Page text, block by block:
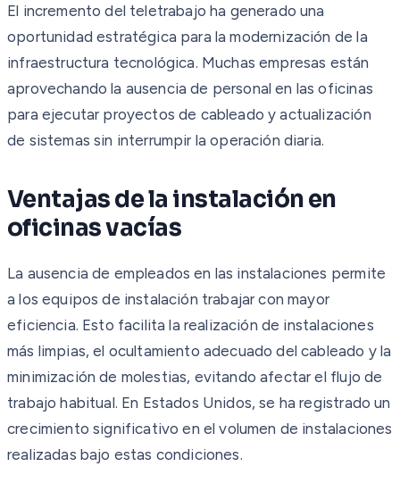
El incremento del teletrabajo ha generado una
oportunidad estratégica para la modernización de la
infraestructura tecnológica. Muchas empresas están
aprovechando la ausencia de personal en las oficinas
para ejecutar proyectos de cableado y actualización
de sistemas sin interrumpir la operación diaria.
Ventajas de la instalación en
oficinas vacías
La ausencia de empleados en las instalaciones permite
a los equipos de instalación trabajar con mayor
eficiencia. Esto facilita la realización de instalaciones
más limpias, el ocultamiento adecuado del cableado y la
minimización de molestias, evitando afectar el flujo de
trabajo habitual. En Estados Unidos, se ha registrado un
crecimiento significativo en el volumen de instalaciones
realizadas bajo estas condiciones.